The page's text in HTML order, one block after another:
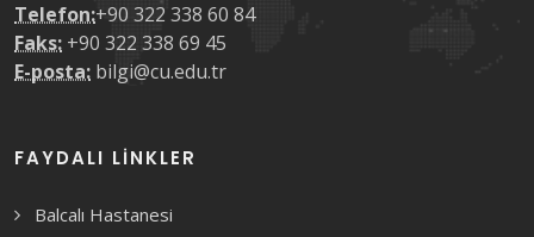
Telefon:+90 322 338 60 84
Faks: +90 322 338 69 45
E-posta: bilgi@cu.edu.tr
FAYDALI LINKLER
Balcalı Hastanesi